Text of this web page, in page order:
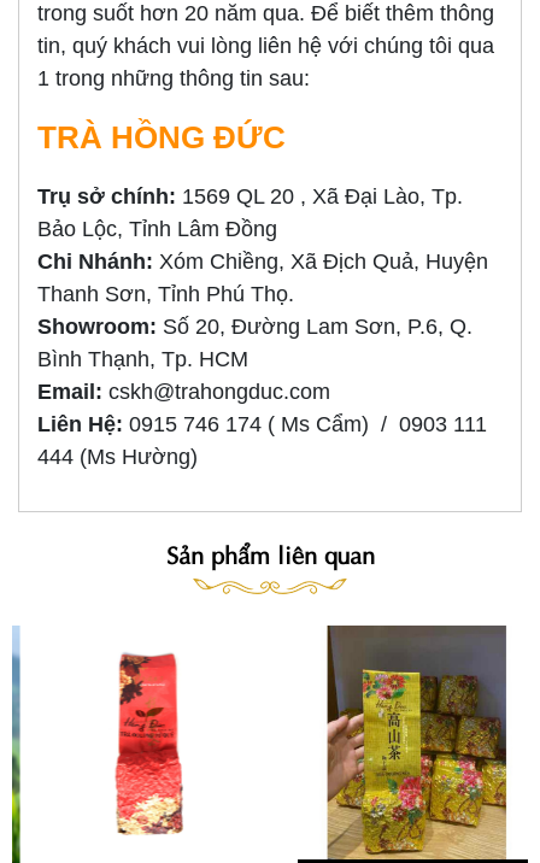
trong suốt hơn 20 năm qua. Để biết thêm thông
tin, quý khách vui lòng liên hệ với chúng tôi qua
1 trong những thông tin sau:
TRÀ HỒNG ĐỨC
Trụ sở chính: 1569 QL 20 , Xã Đại Lào, Tp.
Bảo Lộc, Tỉnh Lâm Đồng
Chi Nhánh: Xóm Chiềng, Xã Địch Quả, Huyện
Thanh Sơn, Tỉnh Phú Thọ.
Showroom: Số 20, Đường Lam Sơn, P.6, Q.
Bình Thạnh, Tp. HCM
Email: cskh@trahongduc.com
Liên Hệ: 0915 746 174 ( Ms Cẩm) / 0903 111
444 (Ms Hường)
Sản phẩm liên quan